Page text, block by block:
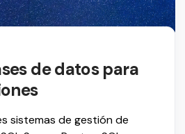
de datos para
sistemas de gestión de